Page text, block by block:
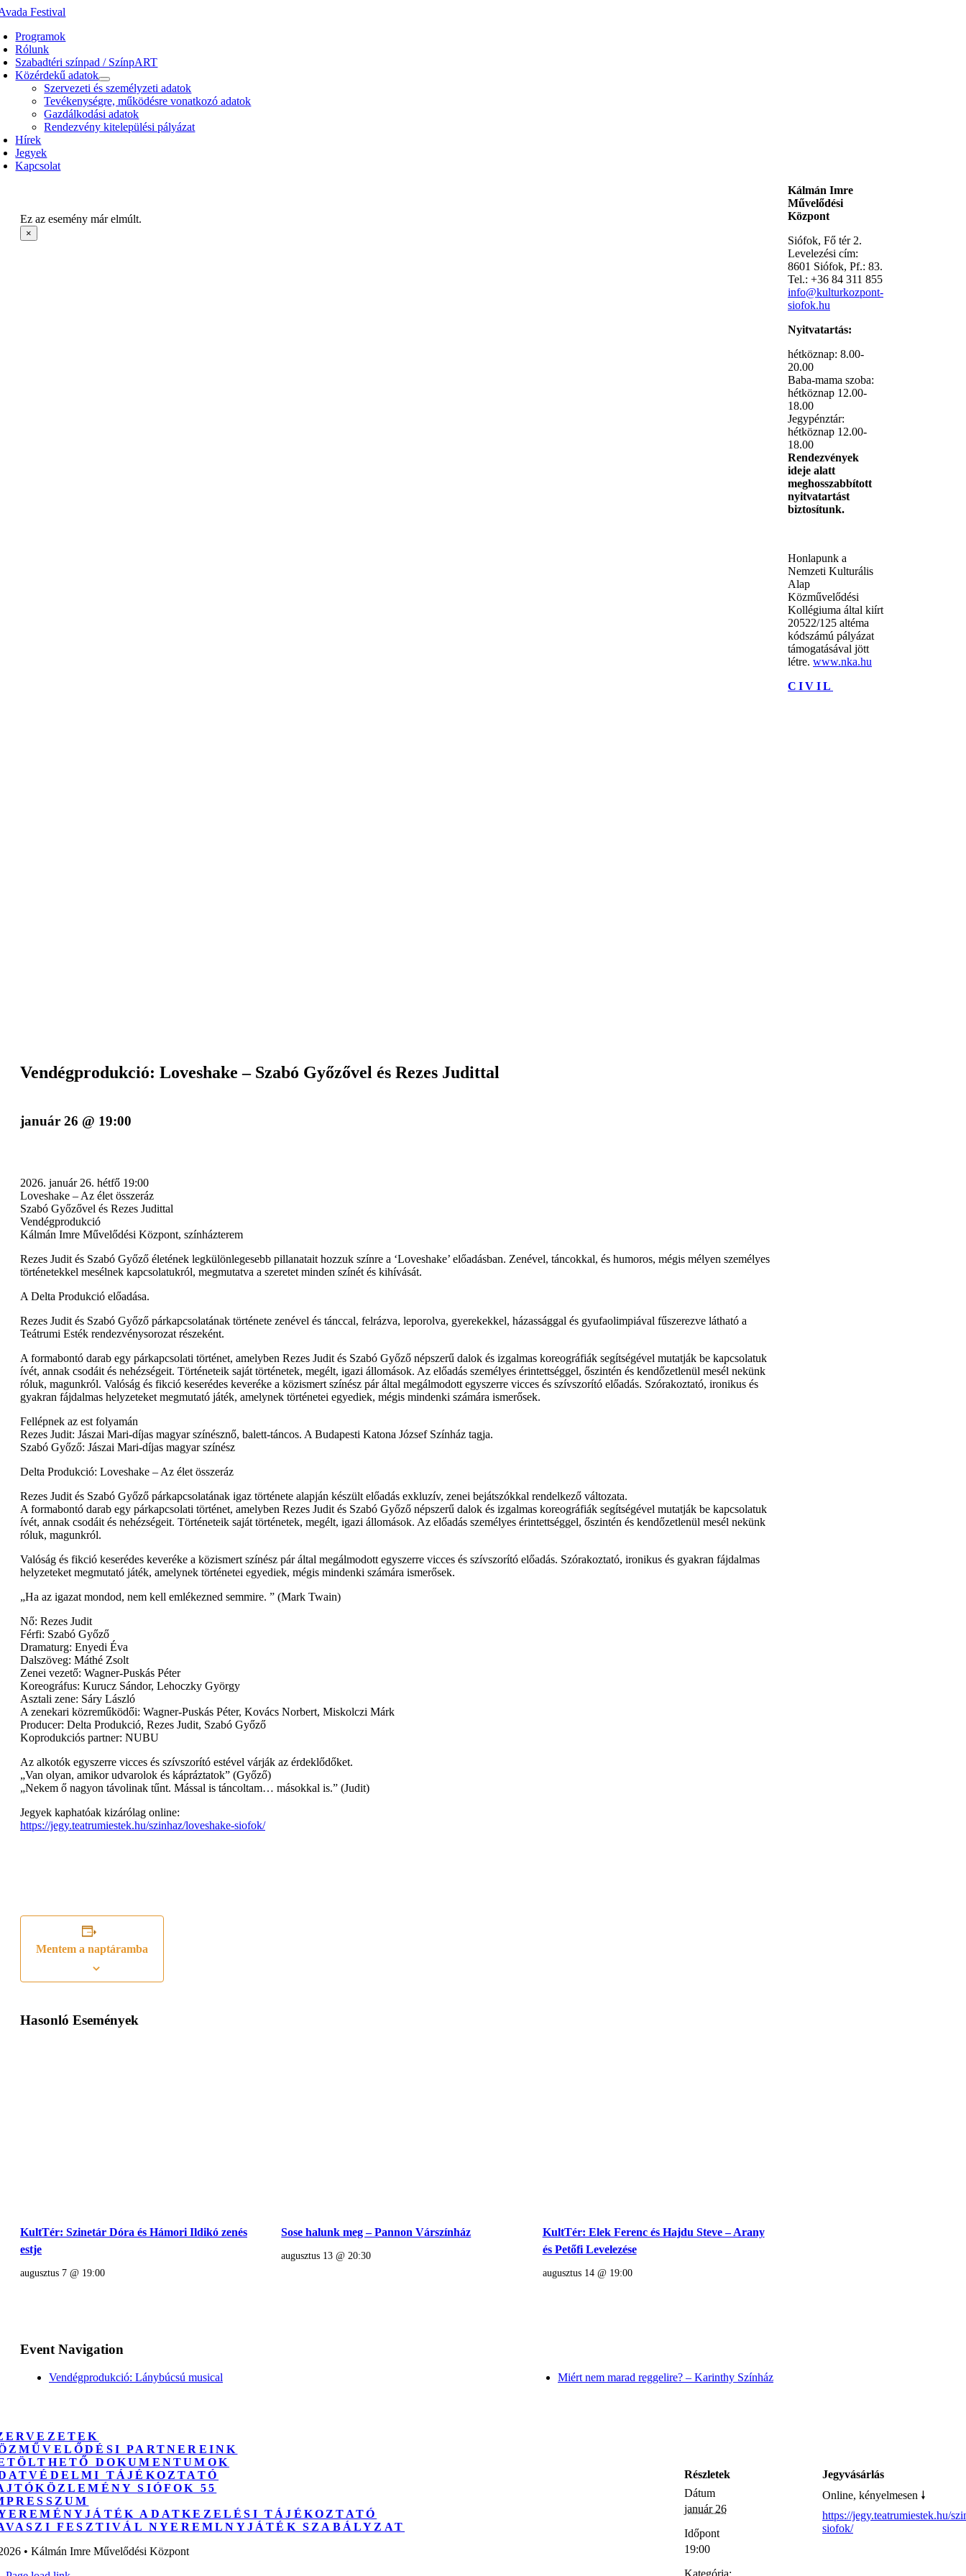
Kihagyás
Programok
Rólunk
Szabadtéri színpad / SzínpART
Közérdekű adatok
Szervezeti és személyzeti adatok
Tevékenységre, működésre vonatkozó adatok
Gazdálkodási adatok
Rendezvény kitelepülési pályázat
Hírek
Jegyek
Kapcsolat
Ez az esemény már elmúlt.
×
Vendégprodukció: Loveshake – Szabó Győzővel és Rezes Judittal
január 26 @ 19:00
2026. január 26. hétfő 19:00
Loveshake – Az élet összeráz
Szabó Győzővel és Rezes Judittal
Vendégprodukció
Kálmán Imre Művelődési Központ, színházterem
Rezes Judit és Szabó Győző életének legkülönlegesebb pillanatait hozzuk színre a ‘Loveshake’ előadásban. Zenével, táncokkal, és humoros, mégis mélyen személyes
történetekkel mesélnek kapcsolatukról, megmutatva a szeretet minden színét és kihívását.
A Delta Produkció előadása.
Rezes Judit és Szabó Győző párkapcsolatának története zenével és tánccal, felrázva, leporolva, gyerekekkel, házassággal és gyufaolimpiával fűszerezve látható a
Teátrumi Esték rendezvénysorozat részeként.
A formabontó darab egy párkapcsolati történet, amelyben Rezes Judit és Szabó Győző népszerű dalok és izgalmas koreográfiák segítségével mutatják be kapcsolatuk
ívét, annak csodáit és nehézségeit. Történeteik saját történetek, megélt, igazi állomások. Az előadás személyes érintettséggel, őszintén és kendőzetlenül mesél nekünk
róluk, magunkról. Valóság és fikció keserédes keveréke a közismert színész pár által megálmodott egyszerre vicces és szívszorító előadás. Szórakoztató, ironikus és
gyakran fájdalmas helyzeteket megmutató játék, amelynek történetei egyediek, mégis mindenki számára ismerősek.
Fellépnek az est folyamán
Rezes Judit: Jászai Mari-díjas magyar színésznő, balett-táncos. A Budapesti Katona József Színház tagja.
Szabó Győző: Jászai Mari-díjas magyar színész
Delta Produkció: Loveshake – Az élet összeráz
Rezes Judit és Szabó Győző párkapcsolatának igaz története alapján készült előadás exkluzív, zenei bejátszókkal rendelkező változata.
A formabontó darab egy párkapcsolati történet, amelyben Rezes Judit és Szabó Győző népszerű dalok és izgalmas koreográfiák segítségével mutatják be kapcsolatuk
ívét, annak csodáit és nehézségeit. Történeteik saját történetek, megélt, igazi állomások. Az előadás személyes érintettséggel, őszintén és kendőzetlenül mesél nekünk
róluk, magunkról.
Valóság és fikció keserédes keveréke a közismert színész pár által megálmodott egyszerre vicces és szívszorító előadás. Szórakoztató, ironikus és gyakran fájdalmas
helyzeteket megmutató játék, amelynek történetei egyediek, mégis mindenki számára ismerősek.
„Ha az igazat mondod, nem kell emlékezned semmire. ” (Mark Twain)
Nő: Rezes Judit
Férfi: Szabó Győző
Dramaturg: Enyedi Éva
Dalszöveg: Máthé Zsolt
Zenei vezető: Wagner-Puskás Péter
Koreográfus: Kurucz Sándor, Lehoczky György
Asztali zene: Sáry László
A zenekari közreműködői: Wagner-Puskás Péter, Kovács Norbert, Miskolczi Márk
Producer: Delta Produkció, Rezes Judit, Szabó Győző
Koprodukciós partner: NUBU
Az alkotók egyszerre vicces és szívszorító estével várják az érdeklődőket.
„Van olyan, amikor udvarolok és kápráztatok” (Győző)
„Nekem ő nagyon távolinak tűnt. Mással is táncoltam… másokkal is.” (Judit)
Jegyek kaphatóak kizárólag online:
https://jegy.teatrumiestek.hu/szinhaz/loveshake-siofok/
Mentem a naptáramba
Hasonló Események
KultTér: Szinetár Dóra és Hámori Ildikó zenés
estje
augusztus 7 @ 19:00
Sose halunk meg – Pannon Várszínház
augusztus 13 @ 20:30
KultTér: Elek Ferenc és Hajdu Steve – Arany
és Petőfi Levelezése
augusztus 14 @ 19:00
Event Navigation
Vendégprodukció: Lánybúcsú musical Miért nem marad reggelire? – Karinthy Színház
Részletek
Dátum
január 26
Időpont
19:00
Jegyvásárlás
Online, kényelmesen 🠗
https://jegy.teatrumiestek.hu/
siofok/
Kálmán Imre
Művelődési
Központ
Siófok, Fő tér 2.
Levelezési cím:
8601 Siófok, Pf.: 83.
Tel.: +36 84 311 855
info@kulturkozpont-
siofok.hu
Nyitvatartás:
hétköznap: 8.00-
20.00
Baba-mama szoba:
hétköznap 12.00-
18.00
Jegypénztár:
hétköznap 12.00-
18.00
Rendezvények
ideje alatt
meghosszabbított
nyitvatartást
biztosítunk.
Honlapunk a
Nemzeti Kulturális
Alap
Közművelődési
Kollégiuma által kiírt
20522/125 altéma
kódszámú pályázat
támogatásával jött
létre. www.nka.hu
CIVIL
PARTNEREINK
DOKUMENTUMOK
TÁJÉKOZTATÓ
SIÓFOK 55
ADATKEZELÉSI TÁJÉKOZTATÓ
FESZTIVÁL NYEREMLNYJÁTÉK SZABÁLYZAT
• Kálmán Imre Művelődési Központ